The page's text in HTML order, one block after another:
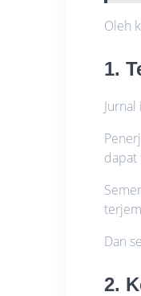
Oleh
1.
dapat
Dan
2.